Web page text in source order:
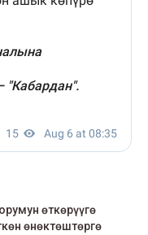
өткөрүүгө
өнөктөштөргө